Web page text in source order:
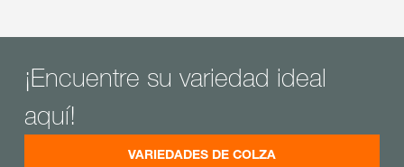
¡Encuentre su variedad ideal
aquí!
VARIEDADES DE COLZA